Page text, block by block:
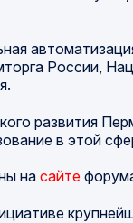
России,
развития
в этой
на сайте